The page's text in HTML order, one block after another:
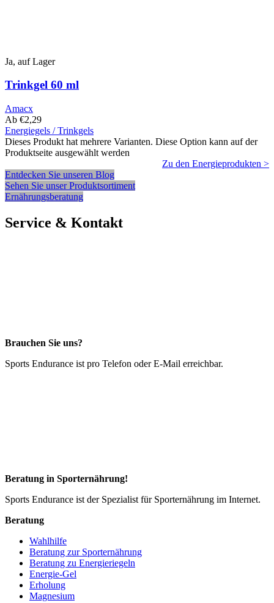
Ja, auf Lager
Trinkgel 60 ml
Amacx
Ab €2,29
Energiegels / Trinkgels
Dieses Produkt hat mehrere Varianten. Diese Option kann auf der
Produktseite ausgewählt werden
Zu den Energieprodukten >
Entdecken Sie unseren Blog
Sehen Sie unser Produktsortiment
Ernährungsberatung
Service & Kontakt
Brauchen Sie uns?
Sports Endurance ist pro Telefon oder E-Mail erreichbar.
Beratung in Sporternährung!
Sports Endurance ist der Spezialist für Sporternährung im Internet.
Beratung
Wahlhilfe
Beratung zur Sporternährung
Beratung zu Energieriegeln
Energie-Gel
Erholung
Magnesium